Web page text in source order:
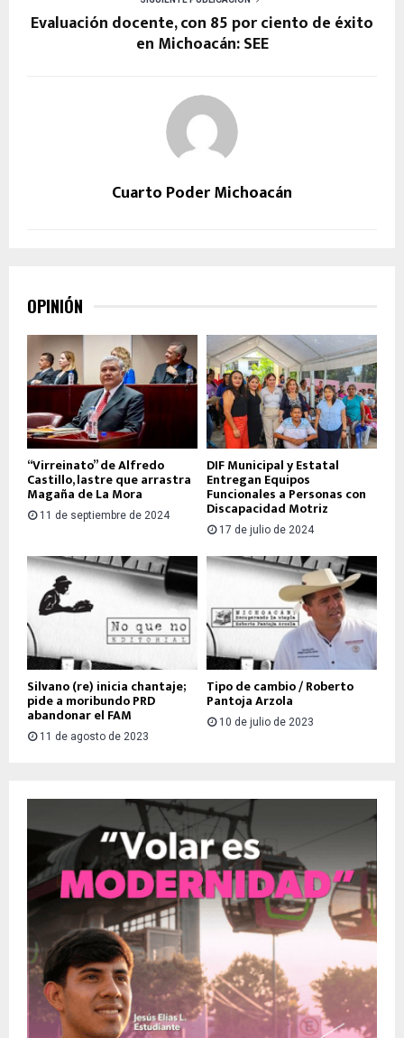
Evaluación docente, con 85 por ciento de éxito
en Michoacán: SEE
Cuarto Poder Michoacán
OPINIÓN
“Virreinato” de Alfredo
Castillo, lastre que arrastra
Magaña de La Mora
11 de septiembre de 2024
DIF Municipal y Estatal
Entregan Equipos
Funcionales a Personas con
Discapacidad Motriz
17 de julio de 2024
Silvano (re) inicia chantaje;
pide a moribundo PRD
abandonar el FAM
11 de agosto de 2023
Tipo de cambio / Roberto
Pantoja Arzola
10 de julio de 2023